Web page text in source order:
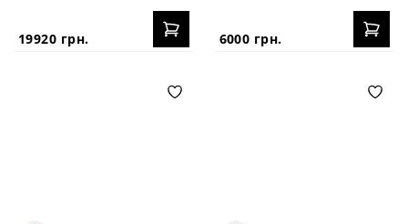
19920 грн. 6000 грн.